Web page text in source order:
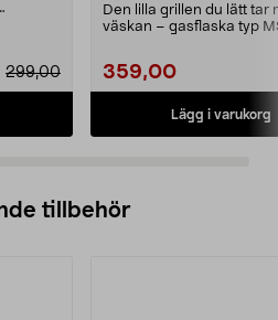
299,00
Den lilla grillen du lätt tar
väskan – gasflaska typ
359,00
Lägg i varukorg
tillbehör